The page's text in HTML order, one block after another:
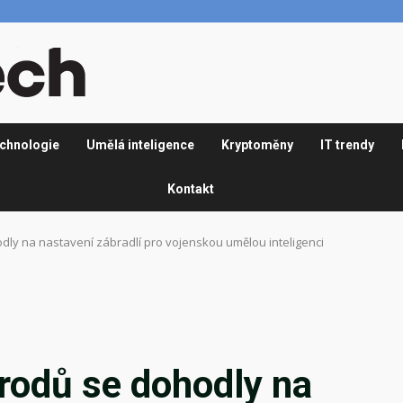
Umělá inteligence Kryptoměny IT trendy
Kontakt
na nastavení zábradlí pro vojenskou umělou inteligenci
se dohodly na